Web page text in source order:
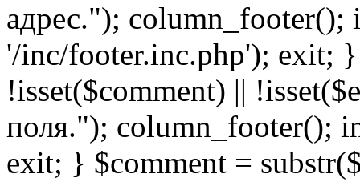
адрес."); column_footer();
'/inc/footer.inc.php'); exit;
!isset($comment) ||
поля."); column_footer();
exit; } $comment =